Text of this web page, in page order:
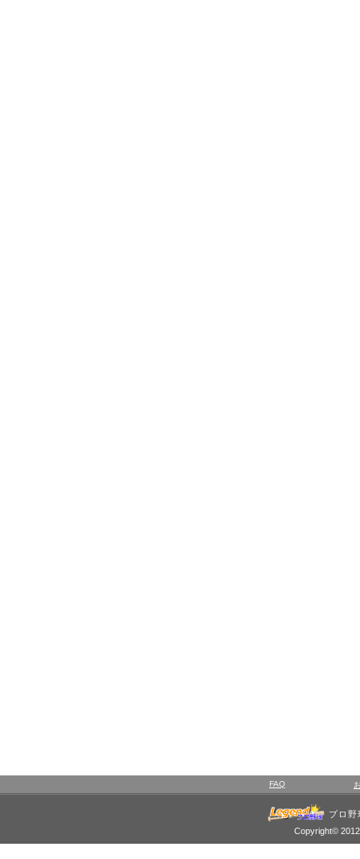
FAQ
プロ
Copyright©